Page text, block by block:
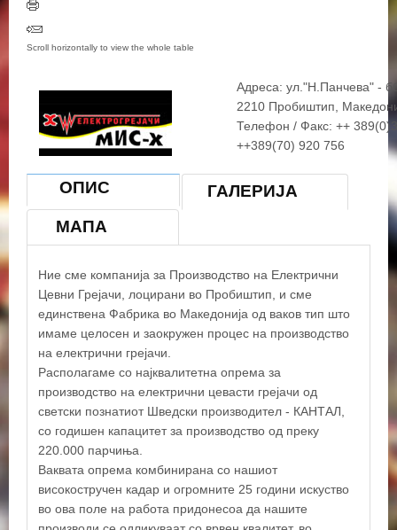
Адреса: ул."Н.Панчева" -
2210 Пробиштип,
Телефон / Факс: ++
++389(70) 920 756
Вебстрана:
ОПИС
ГАЛЕРИЈА
МАПА
Ние сме компанија за Производство на Електрични
Цевни Грејачи, лоцирани во Пробиштип, и сме
единствена Фабрика во Македонија од ваков тип што
имаме целосен и заокружен процес на производство
на електрични грејачи.
Располагаме со најквалитетна опрема за
производство на електрични цевасти грејачи од
светски познатиот Шведски производител - КАНТАЛ,
со годишен капацитет за производство од преку
220.000 парчиња.
Ваквата опрема комбинирана со нашиот
високостручен кадар и огромните 25 години искуство
во ова поле на работа придонесоа да нашите